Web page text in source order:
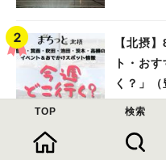
【北摂
ト・お
く？」
高槻）
【箕面
「箕面
TOP 検索